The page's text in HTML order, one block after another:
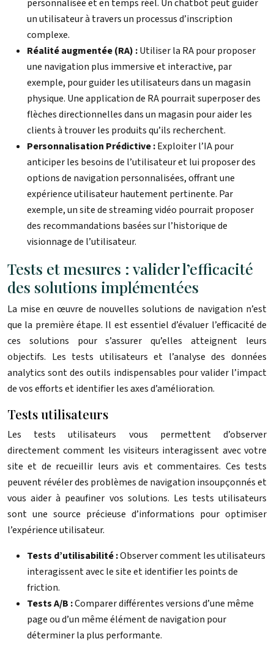
personnalisée et en temps réel. Un chatbot peut guider
un utilisateur à travers un processus d’inscription
complexe.
Réalité augmentée (RA) :Utiliser la RA pour proposer
une navigation plus immersive et interactive, par
exemple, pour guider les utilisateurs dans un magasin
physique. Une application de RA pourrait superposer des
flèches directionnelles dans un magasin pour aider les
clients à trouver les produits qu’ils recherchent.
Personnalisation Prédictive :Exploiter l’IA pour
anticiper les besoins de l’utilisateur et lui proposer des
options de navigation personnalisées, offrant une
expérience utilisateur hautement pertinente. Par
exemple, un site de streaming vidéo pourrait proposer
des recommandations basées sur l’historique de
visionnage de l’utilisateur.
Tests et mesures : valider l’efficacité
des solutions implémentées
La mise en œuvre de nouvelles solutions de navigation n’est
que la première étape. Il est essentiel d’évaluer l’efficacité de
ces solutions pour s’assurer qu’elles atteignent leurs
objectifs. Les tests utilisateurs et l’analyse des données
analytics sont des outils indispensables pour valider l’impact
de vos efforts et identifier les axes d’amélioration.
Tests utilisateurs
Les tests utilisateurs vous permettent d’observer
directement comment les visiteurs interagissent avec votre
site et de recueillir leurs avis et commentaires. Ces tests
peuvent révéler des problèmes de navigation insoupçonnés et
vous aider à peaufiner vos solutions. Les tests utilisateurs
sont une source précieuse d’informations pour optimiser
l’expérience utilisateur.
Tests d’utilisabilité :Observer comment les utilisateurs
interagissent avec le site et identifier les points de
friction.
Tests A/B :Comparer différentes versions d’une même
page ou d’un même élément de navigation pour
déterminer la plus performante.